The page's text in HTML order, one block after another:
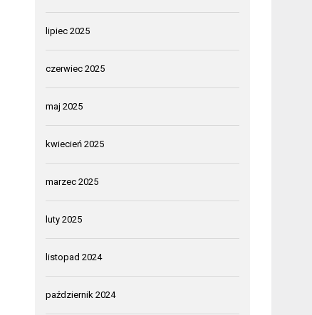
lipiec 2025
czerwiec 2025
maj 2025
kwiecień 2025
marzec 2025
luty 2025
listopad 2024
październik 2024